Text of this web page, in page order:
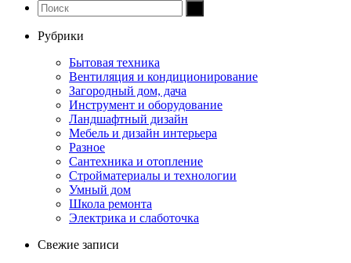
Рубрики
Бытовая техника
Вентиляция и кондиционирование
Загородный дом, дача
Инструмент и оборудование
Ландшафтный дизайн
Мебель и дизайн интерьера
Разное
Сантехника и отопление
Стройматериалы и технологии
Умный дом
Школа ремонта
Электрика и слаботочка
Свежие записи